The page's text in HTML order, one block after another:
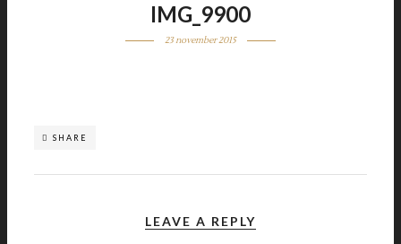
IMG_9900
23 november 2015
SHARE
LEAVE A REPLY